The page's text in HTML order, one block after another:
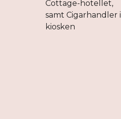
Cottage-hotellet,
samt Cigarhandleri
kiosken